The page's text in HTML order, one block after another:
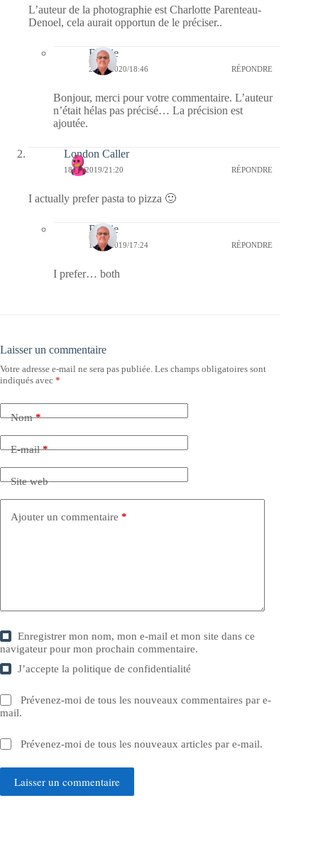
L’auteur de la photographie est Charlotte Parenteau-
Denoel, cela aurait opportun de le préciser..
Bernie
24/02/2020/18:46 RÉPONDRE
Bonjour, merci pour votre commentaire. L’auteur
n’était hélas pas précisé… La précision est
ajoutée.
London Caller
18/10/2019/21:20 RÉPONDRE
I actually prefer pasta to pizza 🙂
Bernie
19/10/2019/17:24 RÉPONDRE
I prefer… both
Laisser un commentaire
Votre adresse e-mail ne sera pas publiée. Les champs obligatoires sont
indiqués avec *
Nom*
E-mail*
Site web
Ajouter un commentaire *
Enregistrer mon nom, mon e-mail et mon site dans ce
navigateur pour mon prochain commentaire.
J’accepte lapolitique de confidentialité
Prévenez-moi de tous les nouveaux commentaires par e-
mail.
Prévenez-moi de tous les nouveaux articles par e-mail.
Laisser un commentaire